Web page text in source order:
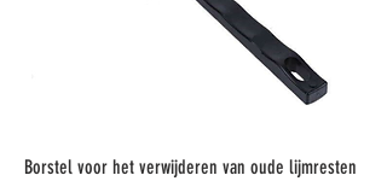
Borstel voor het verwijderen van oude lijmresten